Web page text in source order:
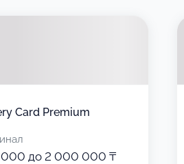
Card Premium
000 до 2 000 000 ₸